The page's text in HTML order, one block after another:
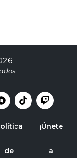
de
¡Únete
a